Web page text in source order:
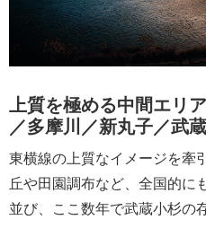
上質を極める中間エリ
／多摩川／新丸子／武
東横線の上質なイメージを牽
丘や田園調布など、全国的に
並び、ここ数年で武蔵小杉の